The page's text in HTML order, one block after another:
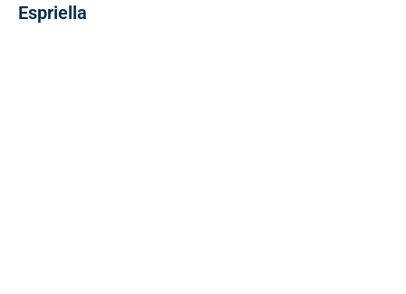
Espriella